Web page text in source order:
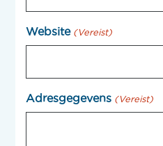
Website (Vereist)
Adresgegevens (Vereist)